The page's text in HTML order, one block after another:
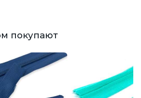
покупают